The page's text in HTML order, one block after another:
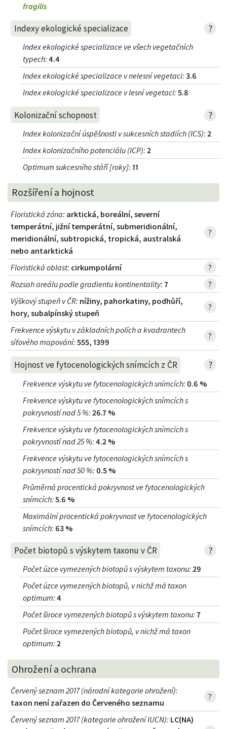
fragilis
Indexy ekologické specializace ?
Index ekologické specializace ve všech vegetačních
typech: 4.4
Index ekologické specializace v nelesní vegetaci: 3.6
Index ekologické specializace v lesní vegetaci: 5.8
Kolonizační schopnost ?
Index kolonizační úspěšnosti v sukcesních stadiích (ICS): 2
Index kolonizačního potenciálu (ICP): 2
Optimum sukcesního stáří [roky]: 11
Rozšíření a hojnost
Floristická zóna: arktická, boreální, severní
temperátní, jižní temperátní, submeridionální,
meridionální, subtropická, tropická, australská
nebo antarktická
?
Floristická oblast: cirkumpolární
?
Rozsah areálu podle gradientu kontinentality: 7
?
Výškový stupeň v ČR: nížiny, pahorkatiny, podhůří,
hory, subalpínský stupeň
?
Frekvence výskytu v základních polích a kvadrantech
síťového mapování: 555, 1399
?
Hojnost ve fytocenologických snímcích z ČR ?
Frekvence výskytu ve fytocenologických snímcích: 0.6 %
Frekvence výskytu ve fytocenologických snímcích s
pokryvností nad 5 %: 26.7 %
Frekvence výskytu ve fytocenologických snímcích s
pokryvností nad 25 %: 4.2 %
Frekvence výskytu ve fytocenologických snímcích s
pokryvností nad 50 %: 0.5 %
Průměrná procentická pokryvnost ve fytocenologických
snímcích: 5.6 %
Maximální procentická pokryvnost ve fytocenologických
snímcích: 63 %
Počet biotopů s výskytem taxonu v ČR ?
Počet úzce vymezených biotopů s výskytem taxonu: 29
Počet úzce vymezených biotopů, v nichž má taxon
optimum: 4
Počet široce vymezených biotopů s výskytem taxonu: 7
Počet široce vymezených biotopů, v nichž má taxon
optimum: 2
Ohrožení a ochrana
Červený seznam 2017 (národní kategorie ohrožení):
taxon není zařazen do Červeného seznamu
?
Červený seznam 2017 (kategorie ohrožení IUCN): LC(NA)